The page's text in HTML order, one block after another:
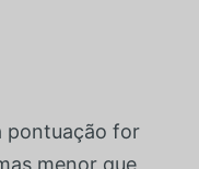
pontuação for
menor que